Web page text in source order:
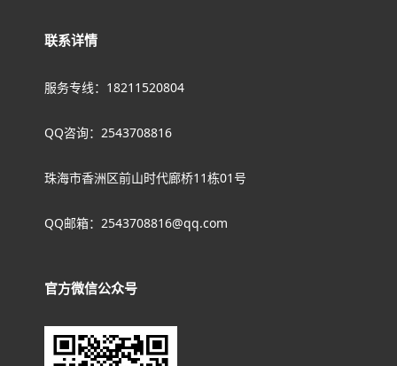
联系详情
服务专线：18211520804
QQ咨询：2543708816
珠海市香洲区前山时代廊桥11栋01号
QQ邮箱：2543708816@qq.com
官方微信公众号